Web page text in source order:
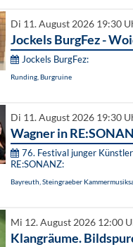
Di 11. August 2026 19:30
Jockels BurgFez -
Jockels BurgFez:
Runding, Burgruine
Di 11. August 2026 19:30
Wagner in
76. Festival junger
RE:SONANZ:
Bayreuth, Steingraeber
Mi 12. August 2026 12:00
Klangräume.